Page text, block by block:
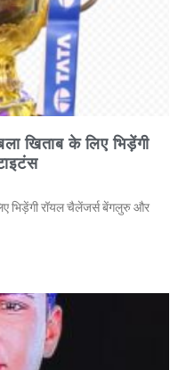
खिताब के लिए भिड़ेंगी
भिड़ेंगी रॉयल चैलेंजर्स बेंगलुरु और